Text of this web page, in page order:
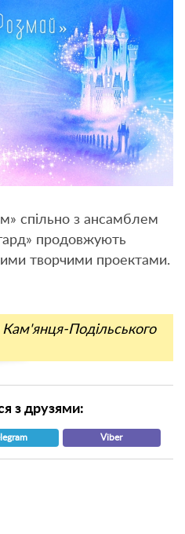
спільно з ансамблем
продовжують
творчими проектами.
Подільського
з друзями:
Viber